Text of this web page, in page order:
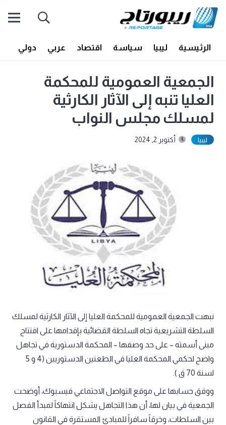
الرئيسية ليبيا سياسة اقتصاد عربي دولي
الجمعية العمومية للمحكمة
العليا تنبه إلى الآثار الكارثية
لمسلك مجلس النواب
ليبيا أكتوبر 2, 2024
نبهت الجمعية العمومية للمحكمة العليا إلى الآثار الكارثية لمسلك
السلطة التشريعية تجاه السلطة القضائية بإقدامها على افتتاح
مبنى أسمته – على حد وصفها – المحكمة الدستورية في تجاهل
واضح لحكمي المحكمة العليا في الطعنين الدستوريين (4 و 5
لسنة 70 ق ).
ووفق حسابها على موقع التواصل الاجتماعي فيسبوك، أوضحت
الجمعية في بيان لها، أن هذا التجاهل يشكل انتهاكاً لمبدأ الفصل
بين السلطات، وخرقاً سافراً للمبادئ المستقرة في القانون